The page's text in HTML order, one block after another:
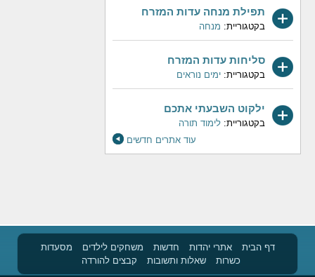
תפילת מנחה עדות המזרח
בקטגוריית: מנחה
סליחות עדות המזרח
בקטגוריית: ימים נוראים
ילקוט השבעתי אתכם
בקטגוריית: לימוד תורה
עוד אתרים חדשים
דף הבית אתרי יהדות חדשות משחקים לילדים
מסעדות
כשרות
שאלות ותשובות קבצים להורדה